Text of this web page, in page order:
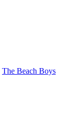
The Beach Boys